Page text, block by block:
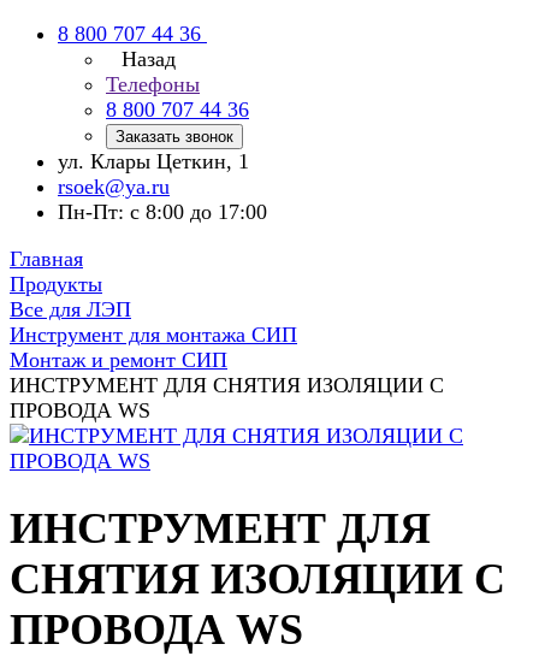
8 800 707 44 36
Назад
Телефоны
8 800 707 44 36
Заказать звонок
ул. Клары Цеткин, 1
rsoek@ya.ru
Пн-Пт: с 8:00 до 17:00
Главная
Продукты
Все для ЛЭП
Инструмент для монтажа СИП
Монтаж и ремонт СИП
ИНСТРУМЕНТ ДЛЯ СНЯТИЯ ИЗОЛЯЦИИ С
ПРОВОДА WS
ИНСТРУМЕНТ ДЛЯ
СНЯТИЯ ИЗОЛЯЦИИ С
ПРОВОДА WS